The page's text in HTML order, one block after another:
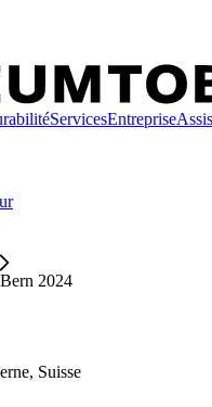
ServicesEntreprise
2024
Suisse